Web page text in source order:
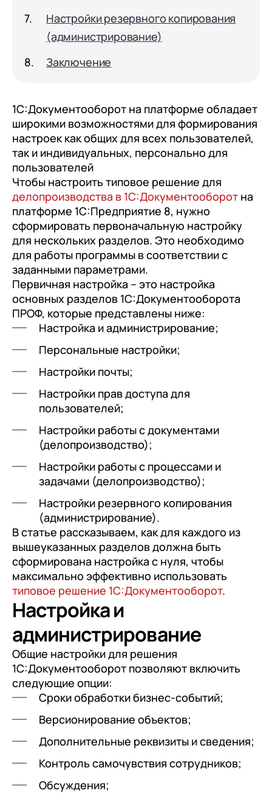
Настройки резервного копирования
(администрирование)
Заключение
1С:Документооборот на платформе обладает
широкими возможностями для формирования
настроек как общих для всех пользователей,
так и индивидуальных, персонально для
пользователей
Чтобы настроить типовое решение для
делопроизводства в 1С:Документооборот на
платформе 1С:Предприятие 8, нужно
сформировать первоначальную настройку
для нескольких разделов. Это необходимо
для работы программы в соответствии с
заданными параметрами.
Первичная настройка – это настройка
основных разделов 1С:Документооборота
ПРОФ, которые представлены ниже:
Настройка и администрирование;
Персональные настройки;
Настройки почты;
Настройки прав доступа для
пользователей;
Настройки работы с документами
(делопроизводство);
Настройки работы с процессами и
задачами (делопроизводство);
Настройки резервного копирования
(администрирование).
В статье рассказываем, как для каждого из
вышеуказанных разделов должна быть
сформирована настройка с нуля, чтобы
максимально эффективно использовать
типовое решение 1С:Документооборот.
Настройка и
администрирование
Общие настройки для решения
1С:Документооборот позволяют включить
следующие опции:
Сроки обработки бизнес-событий;
Версионирование объектов;
Дополнительные реквизиты и сведения;
Контроль самочувствия сотрудников;
Обсуждения;
Переход с Terrasoft CRM на 1С:CRM или
1С-Битрикс 24
документооборот (КЭДО)
1С:Кабинет сотрудника
1С:Документооборот 8
1С:Управление холдингом
WA:Финансист
Отраслевые решения
Легкая логистика
Бизнес-аналитика (BI)
1С:Аналитика
Управление взаимоотношениями
с клиентами (CRM)
1С:CRM
Лицензии 1С
Сервисы 1С
1С-ЭДО
1С:Контрагент
1С-Отчетность
1С:Фреш
Прочие отрасли
Контакты
Релокация
Грейды
Истории успеха